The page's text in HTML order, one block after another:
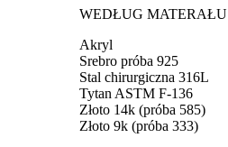
WEDŁUG MATERAŁU
Akryl
Srebro próba 925
Stal chirurgiczna 316L
Tytan ASTM F-136
Złoto 14k (próba 585)
Złoto 9k (próba 333)